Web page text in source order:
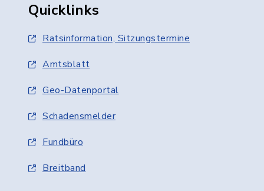
Quicklinks
Ratsinformation, Sitzungstermine
Amtsblatt
Geo-Datenportal
Schadensmelder
Fundbüro
Breitband